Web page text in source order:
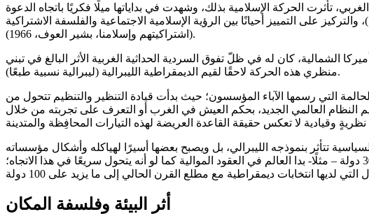
تأثرت الحركة الإسلامية بذلك، وشهدت في بداياتها ميلًا فكريًا باتجاه الدعوة
لتطبيق "العدالة الاجتماعية في الإسلام" (سيد قطب، 1952)، والعودة إلى "اشتراكية الإسلام" (مصطفى السباعي، 1959)، والتركيز على التمييز أحيانًا بين الرؤية الإسلامية الاجتماعية والفلسفة الاشتراكية
(اشتراكيتهم وإسلامنا، بشير العوف، 1966).
الشمالية، كان له في ظلّ تفوق السردية الحداثية الغربية الأثر البالغ في تبني
منظري هذه الحركة لاحقًا لقيم الديمقراطية الليبرالية (ليبرالية نسبية طبعًا).
التي رسمها الآباء المؤسسون؛ حيث بدأت قيادة التنظير والتنظيم تتحول من
النظام العالمي الجديد، بحكم العيش في الغرب أو التعرف على تجربته من خلال
تتأثر بنموذجه الليبرالي، بل ويصبح بعضها أسيرًا لهياكله وأشكال مؤسساته
الإدارية والسياسية. ففي الوقت الذي لم توجد فيه انتخابات ديمقراطية على النمط الغربي في بداية السبعينيات إلا في حوالي 30 دولة – مثلًا- بدا العالم في العقود الموالية كما لو أنه يتحول سريعًا في هذا الاتجاه؛
أثر البيئة وفلسفة المكان